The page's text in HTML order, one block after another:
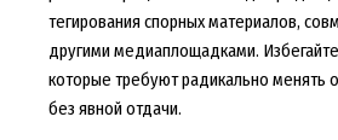
тегирования спорных материалов,
другими медиаплощадками.
которые требуют радикально менять
без явной отдачи.